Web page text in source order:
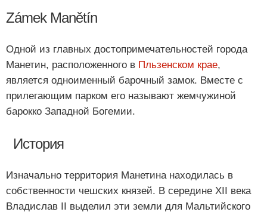
Zámek Manětín
Одной из главных достопримечательностей города
Манетин, расположенного в Пльзенском крае,
является одноименный барочный замок. Вместе с
прилегающим парком его называют жемчужиной
барокко Западной Богемии.
История
Изначально территория Манетина находилась в
собственности чешских князей. В середине XII века
Владислав II выделил эти земли для Мальтийского